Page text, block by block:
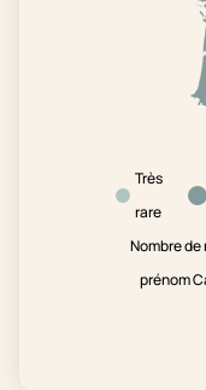
Très
rare
Nombre
prénom